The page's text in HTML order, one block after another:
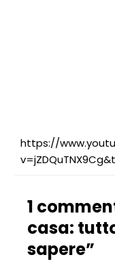
https://
1
casa:
sapere”